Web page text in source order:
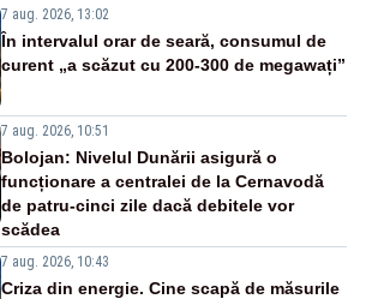
7 aug. 2026, 13:02
În intervalul orar de seară, consumul de
curent „a scăzut cu 200-300 de megawați”
7 aug. 2026, 10:51
Bolojan: Nivelul Dunării asigură o
funcționare a centralei de la Cernavodă
de patru-cinci zile dacă debitele vor
scădea
7 aug. 2026, 10:43
Criza din energie. Cine scapă de măsurile